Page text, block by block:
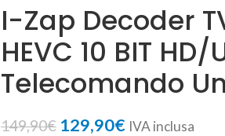
I-Zap Decoder
HEVC 10 BIT
Telecomando
149,90€ 129,90€ IVA inclusa